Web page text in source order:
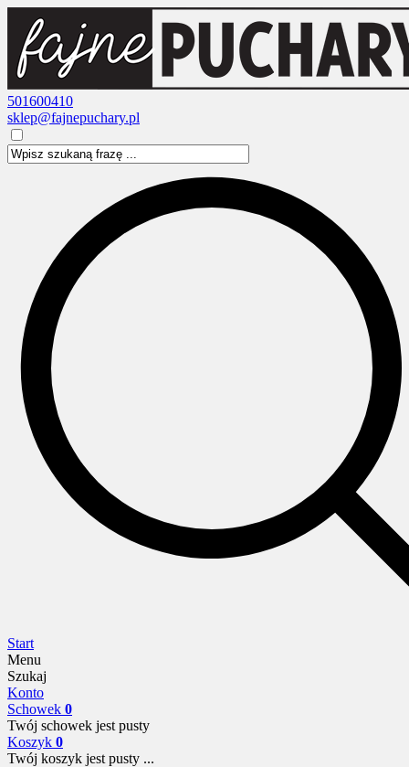
501600410
sklep@fajnepuchary.pl
Start
Menu
Szukaj
Konto
Schowek 0
Twój schowek jest pusty
Koszyk 0
Twój koszyk jest pusty ...